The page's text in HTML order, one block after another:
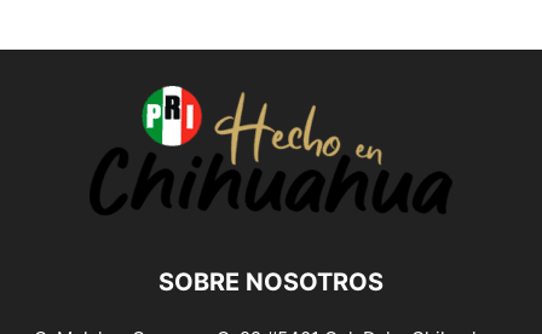
SOBRE NOSOTROS